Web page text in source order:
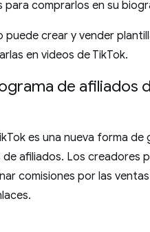
para comprarlos en su
puede crear y vender
en videos de TikTok.
de afiliados
es una nueva forma de
afiliados. Los creadores
comisiones por las ventas